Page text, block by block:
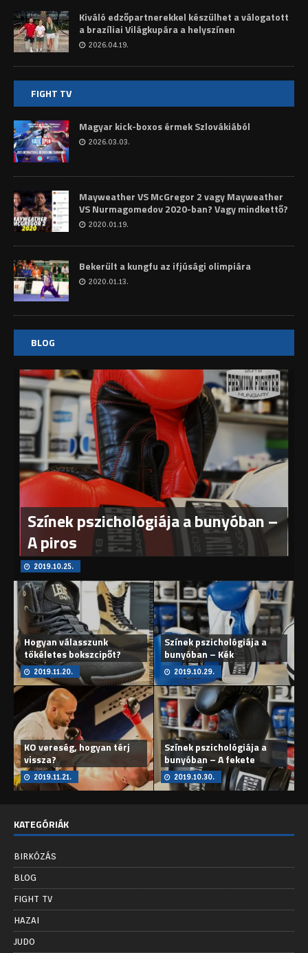
Kiváló edzőpartnerekkel készülhet a válogatott
a brazíliai Világkupára a helyszínen
2026.04.19.
FIGHT TV
Magyar kick-boxos érmek Szlovákiából
2026.03.03.
Mayweather VS McGregor 2 vagy Mayweather
VS Nurmagomedov 2020-ban? Vagy mindkettő?
2020.01.19.
Bekerült a kungfu az ifjúsági olimpiára
2020.01.13.
BLOG
Színek pszichológiája a bunyóban –
A piros
2019.10.25.
Hogyan válasszunk
tökéletes bokszcipőt?
2019.11.20.
Színek pszichológiája a
bunyóban – Kék
2019.10.29.
KO vereség, hogyan térj
vissza?
2019.11.21.
Színek pszichológiája a
bunyóban – A fekete
2019.10.30.
KATEGÓRIÁK
BIRKÓZÁS
BLOG
FIGHT TV
HAZAI
JUDO